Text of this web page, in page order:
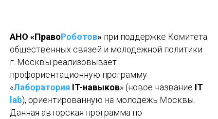
АНО «ПравоРоботов» при поддержке Комитета
общественных связей и молодежной политики
г. Москвы реализовывает
профориентационную программу
«Лаборатория IT-навыков» (новое название IT
lab), ориентированную на молодежь Москвы.
Данная авторская программа по